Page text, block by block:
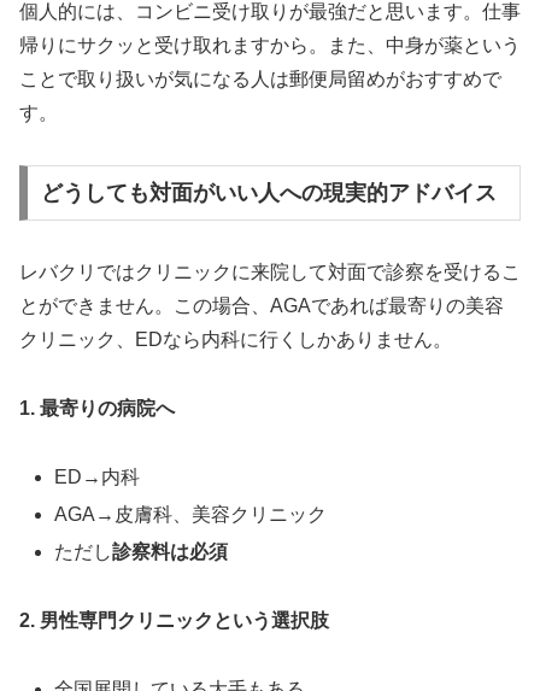
個人的には、コンビニ受け取りが最強だと思います。仕事
帰りにサクッと受け取れますから。また、中身が薬という
ことで取り扱いが気になる人は郵便局留めがおすすめで
す。
どうしても対面がいい人への現実的アドバイス
レバクリではクリニックに来院して対面で診察を受けるこ
とができません。この場合、AGAであれば最寄りの美容
クリニック、EDなら内科に行くしかありません。
1. 最寄りの病院へ
ED→内科
AGA→皮膚科、美容クリニック
ただし診察料は必須
2. 男性専門クリニックという選択肢